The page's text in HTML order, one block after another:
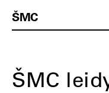
ŠMC
ŠMC